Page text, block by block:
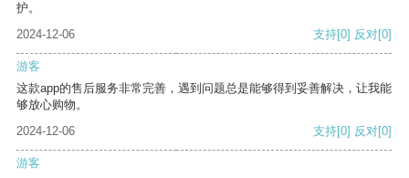
护。
2024-12-06
支持[0] 反对[0]
游客
这款app的售后服务非常完善，遇到问题总是能够得到妥善解决，让我能
够放心购物。
2024-12-06
支持[0] 反对[0]
游客